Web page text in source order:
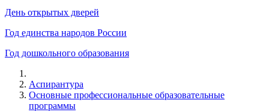
День открытых дверей
Год единства народов России
Год дошкольного образования
Аспирантура
Основные профессиональные образовательные
программы